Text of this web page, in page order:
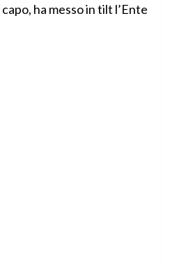
ha messo in tilt l’Ente